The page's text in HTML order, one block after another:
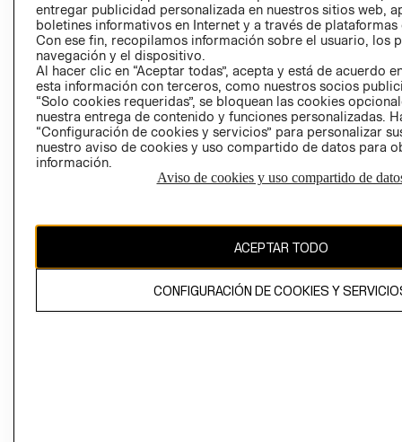
PRIVACIDAD
GIFT CARD
El contenido de esta página web está protegido por copyright y es
entregar publicidad personalizada en nuestros sitios web,
boletines informativos en Internet y a través de plataformas
Con ese fin, recopilamos información sobre el usuario, los
navegación y el dispositivo.
Al hacer clic en “Aceptar todas”, acepta y está de acuerdo
esta información con terceros, como nuestros socios
“Solo cookies requeridas”, se bloquean las cookies
nuestra entrega de contenido y funciones personalizadas.
“Configuración de cookies y servicios” para personalizar
nuestro aviso de cookies y uso compartido de datos para
información.
Aviso de cookies y uso compartido de
ACEPTAR TODO
CONFIGURACIÓN DE COOKIES Y